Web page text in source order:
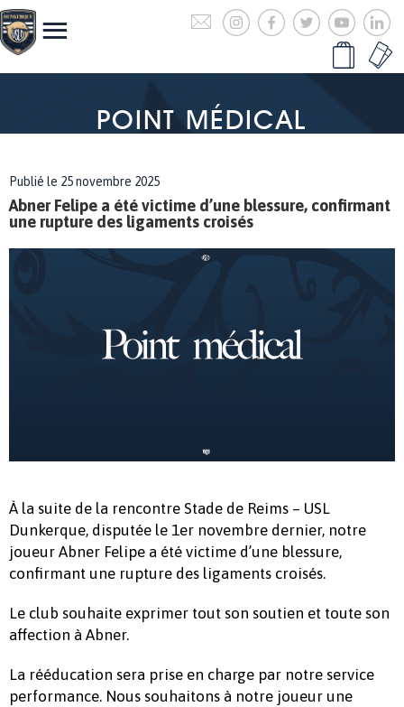
POINT MÉDICAL
Publié le 25 novembre 2025
Abner Felipe a été victime d’une blessure, confirmant
une rupture des ligaments croisés
À la suite de la rencontre Stade de Reims – USL
Dunkerque, disputée le 1er novembre dernier, notre
joueur Abner Felipe a été victime d’une blessure,
confirmant une rupture des ligaments croisés.
Le club souhaite exprimer tout son soutien et toute son
affection à Abner.
La rééducation sera prise en charge par notre service
performance. Nous souhaitons à notre joueur une